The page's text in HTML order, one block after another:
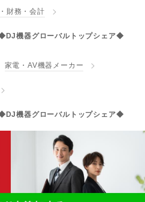
財務・会計
機器グローバルトップシェア◆
家電・AV機器メーカー
機器グローバルトップシェア◆